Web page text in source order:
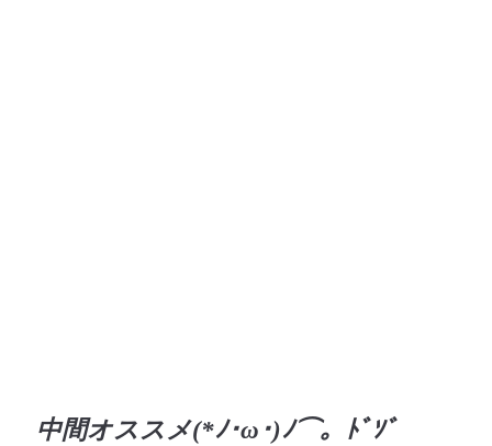
中間オススメ(*ﾉ･ω･)ﾉ⌒。ﾄﾞｿﾞ